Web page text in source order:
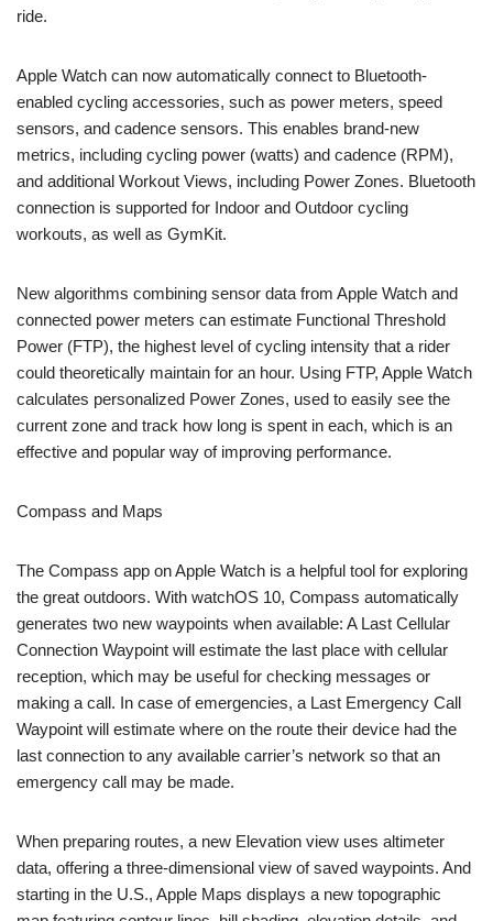
ride.
Apple Watch can now automatically connect to Bluetooth-
enabled cycling accessories, such as power meters, speed
sensors, and cadence sensors. This enables brand-new
metrics, including cycling power (watts) and cadence (RPM),
and additional Workout Views, including Power Zones. Bluetooth
connection is supported for Indoor and Outdoor cycling
workouts, as well as GymKit.
New algorithms combining sensor data from Apple Watch and
connected power meters can estimate Functional Threshold
Power (FTP), the highest level of cycling intensity that a rider
could theoretically maintain for an hour. Using FTP, Apple Watch
calculates personalized Power Zones, used to easily see the
current zone and track how long is spent in each, which is an
effective and popular way of improving performance.
Compass and Maps
The Compass app on Apple Watch is a helpful tool for exploring
the great outdoors. With watchOS 10, Compass automatically
generates two new waypoints when available: A Last Cellular
Connection Waypoint will estimate the last place with cellular
reception, which may be useful for checking messages or
making a call. In case of emergencies, a Last Emergency Call
Waypoint will estimate where on the route their device had the
last connection to any available carrier’s network so that an
emergency call may be made.
When preparing routes, a new Elevation view uses altimeter
data, offering a three-dimensional view of saved waypoints. And
starting in the U.S., Apple Maps displays a new topographic